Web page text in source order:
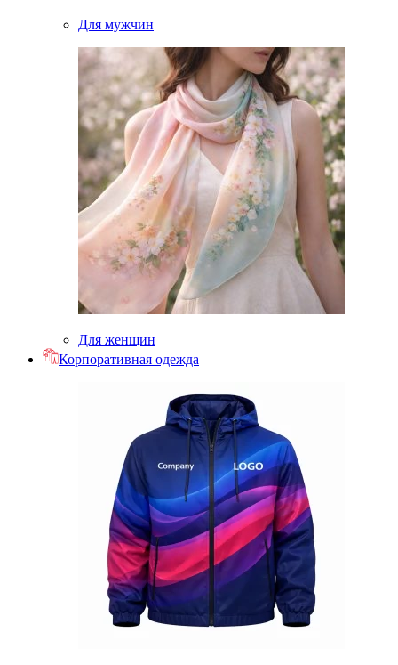
Для мужчин
Для женщин
Корпоративная одежда